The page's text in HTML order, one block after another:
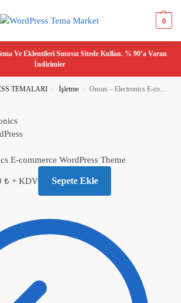
0
Ve Eklentileri Sınırsız Sitede Kullan. % 90’a Varan
İndirimler
TEMALARI / İşletme / Onsus – Electronics E-commerce WordPress Theme
E-commerce WordPress Theme
₺ + KDV Sepete Ekle